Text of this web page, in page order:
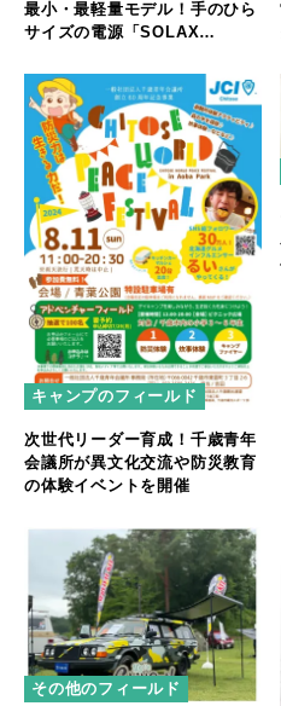
最小・最軽量モデル！手のひら
サイズの電源「SOLAX
キャンプのフィールド
次世代リーダー育成！千歳青年
会議所が異文化交流や防災教育
の体験イベントを開催
その他のフィールド